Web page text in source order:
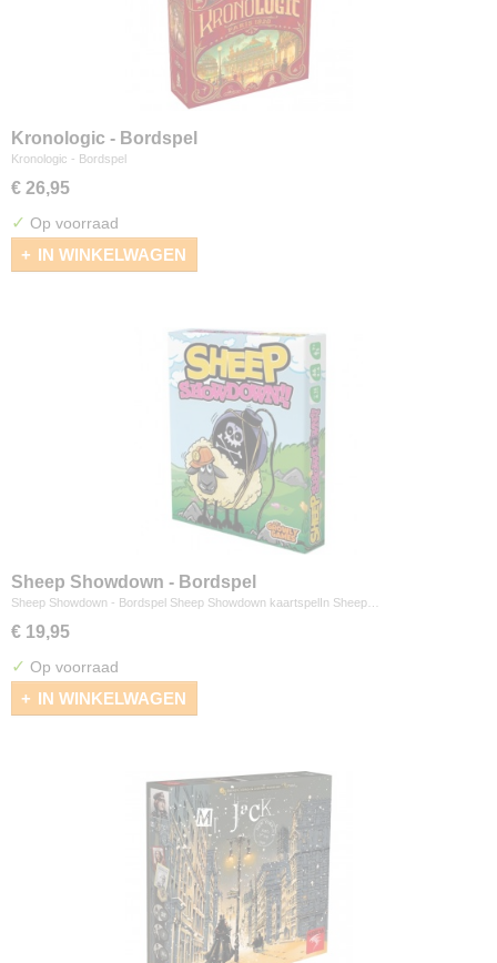
Kronologic - Bordspel
Kronologic - Bordspel
€ 26,95
✓ Op voorraad
IN WINKELWAGEN
Sheep Showdown - Bordspel
Sheep Showdown - Bordspel Sheep Showdown kaartspelIn Sheep…
€ 19,95
✓ Op voorraad
IN WINKELWAGEN